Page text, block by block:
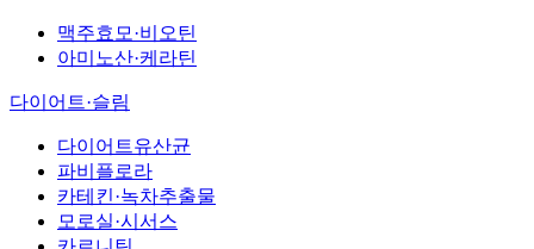
맥주효모·비오틴
아미노산·케라틴
다이어트·슬림
다이어트유산균
파비플로라
카테킨·녹차추출물
모로실·시서스